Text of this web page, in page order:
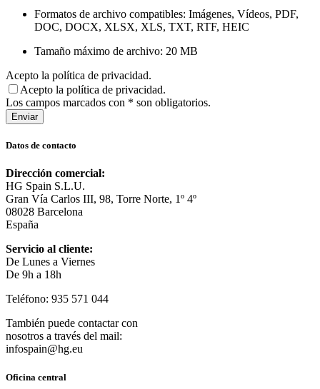
Formatos de archivo compatibles: Imágenes, Vídeos, PDF,
DOC, DOCX, XLSX, XLS, TXT, RTF, HEIC
Tamaño máximo de archivo: 20 MB
Acepto la política de privacidad.
Acepto la política de privacidad.
Los campos marcados con * son obligatorios.
Enviar
Datos de contacto
Dirección comercial:
HG Spain S.L.U.
Gran Vía Carlos III, 98, Torre Norte, 1º 4º
08028 Barcelona
España
Servicio al cliente:
De Lunes a Viernes
De 9h a 18h
Teléfono: 935 571 044
También puede contactar con
nosotros a través del mail:
infospain@hg.eu
Oficina central